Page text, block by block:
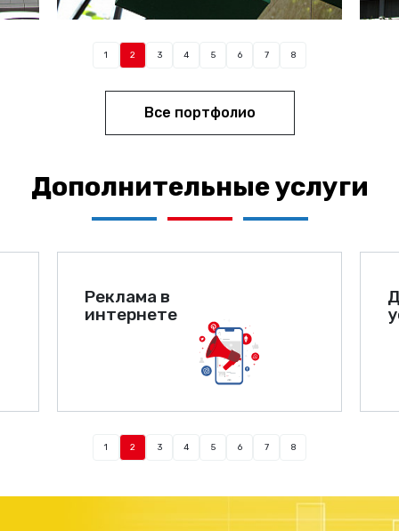
1 2 3 4 5 6 7 8
Все портфолио
Дополнительные услуги
Реклама в
интернете
1 2 3 4 5 6 7 8